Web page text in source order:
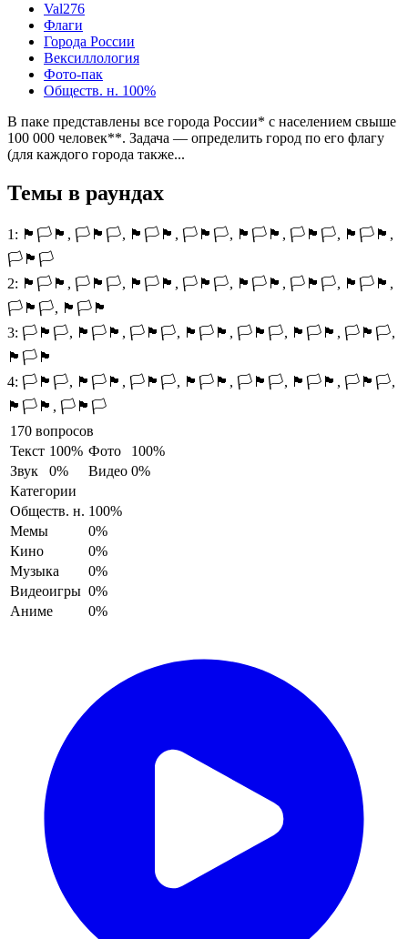
Val276
Флаги
Города России
Вексиллология
Фото-пак
Обществ. н. 100%
В паке представлены все города России* с населением свыше
100 000 человек**. Задача — определить город по его флагу
(для каждого города также...
Темы в раундах
1: 🏴🏳️🏴, 🏳️🏴🏳️, 🏴🏳️🏴, 🏳️🏴🏳️, 🏴🏳️🏴, 🏳️🏴🏳️, 🏴🏳️🏴,
🏳️🏴🏳️
2: 🏴🏳️🏴, 🏳️🏴🏳️, 🏴🏳️🏴, 🏳️🏴🏳️, 🏴🏳️🏴, 🏳️🏴🏳️, 🏴🏳️🏴,
🏳️🏴🏳️, 🏴🏳️🏴
3: 🏳️🏴🏳️, 🏴🏳️🏴, 🏳️🏴🏳️, 🏴🏳️🏴, 🏳️🏴🏳️, 🏴🏳️🏴, 🏳️🏴🏳️,
🏴🏳️🏴
4: 🏳️🏴🏳️, 🏴🏳️🏴, 🏳️🏴🏳️, 🏴🏳️🏴, 🏳️🏴🏳️, 🏴🏳️🏴, 🏳️🏴🏳️,
🏴🏳️🏴, 🏳️🏴🏳️
170 вопросов
Текст 100% Фото
100%
Звук
0% Видео 0%
Категории
Обществ. н. 100%
Мемы
0%
Кино
0%
Музыка
0%
Видеоигры 0%
Аниме
0%